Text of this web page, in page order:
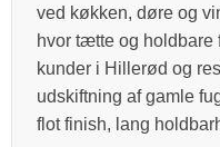
ved køkken, døre og
hvor tætte og
kunder i Hillerød og
udskiftning af gamle
flot finish, lang